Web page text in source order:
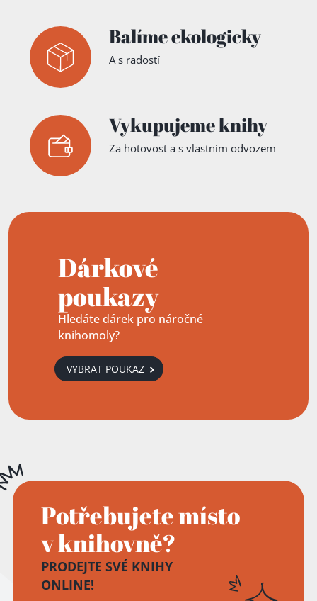
Balíme ekologicky
A s radostí
Vykupujeme knihy
Za hotovost a s vlastním odvozem
Dárkové
poukazy
Hledáte dárek pro náročné
knihomoly?
VYBRAT POUKAZ
Potřebujete místo
v knihovně?
PRODEJTE SVÉ KNIHY
ONLINE!